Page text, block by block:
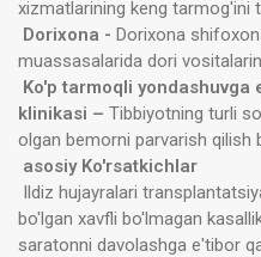
xizmatlarining keng tarmog'ini
Dorixona - Dorixona
muassasalarida dori
Ko'p tarmoqli yondashuvga
klinikasi – Tibbiyotning turli
olgan bemorni parvarish qilish
asosiy Ko'rsatkichlar
Ildiz hujayralari
bo'lgan xavfli bo'lmagan
saratonni davolashga e'tibor